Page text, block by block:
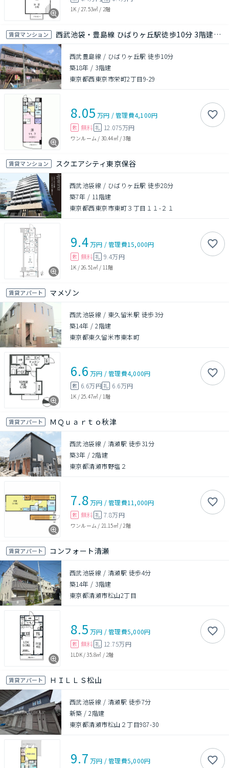
1K / 27.53㎡ / 2階
賃貸マンション 西武池袋・豊島線 ひばりヶ丘駅徒歩10分 3階建て 築18年
西武豊島線 / ひばりヶ丘駅 徒歩10分
築18年 / 3階建
東京都西東京市栄町2丁目9-29
8.05 万円 /管理費4,100円
敷 無料 礼 12.075万円
ワンルーム / 30.44㎡/3階
賃貸マンション スクエアシティ東京保谷
西武池袋線 / ひばりヶ丘駅 徒歩28分
築7年 / 11階建
東京都西東京市東町３丁目１１-２１
9.4万円 /管理費15,000円
敷 無料 礼 9.4万円
1K / 26.51㎡ / 11階
賃貸アパート マメゾン
西武池袋線 / 東久留米駅 徒歩3分
築14年 /2階建
東京都東久留米市東本町
6.6 万円 /管理費4,000円
敷 6.6万円礼 6.6万円
1K / 25.47㎡ / 1階
賃貸アパート ＭＱｕａｒｔｏ秋津
西武池袋線 / 清瀬駅 徒歩31分
築3年 / 2階建
東京都清瀬市野塩２
7.8万円 /管理費11,000円
敷 無料 礼 7.8万円
ワンルーム / 21.15㎡/ 2階
賃貸アパート コンフォート清瀬
西武池袋線 / 清瀬駅 徒歩4分
築14年 / 3階建
東京都清瀬市松山2丁目
8.5 万円 /管理費5,000円
敷 無料 礼 12.75万円
1LDK/35.8㎡ / 2階
賃貸アパート ＨＩＬＬＳ松山
西武池袋線 / 清瀬駅 徒歩7分
新築 /2階建
東京都清瀬市松山２丁目987-30
9.7 万円 /管理費5,000円